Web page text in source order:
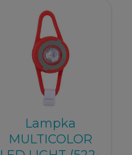
Lampka
MULTICOLOR